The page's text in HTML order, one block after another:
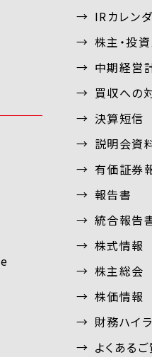
IRカレン
株主・投
中期経営
買収への
決算短信
説明会資
有価証券
報告書
統合報告
株式情報
株主総会
株価情報
財務ハイ
よくある